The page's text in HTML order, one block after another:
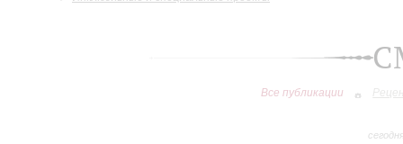
Все публикации